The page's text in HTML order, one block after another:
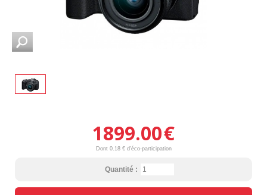
1899.00€
Dont 0.18 € d'éco-participation
Quantité :